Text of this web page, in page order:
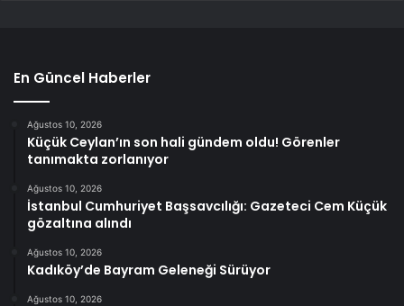
En Güncel Haberler
Ağustos 10, 2026
Küçük Ceylan’ın son hali gündem oldu! Görenler
tanımakta zorlanıyor
Ağustos 10, 2026
İstanbul Cumhuriyet Başsavcılığı: Gazeteci Cem Küçük
gözaltına alındı
Ağustos 10, 2026
Kadıköy’de Bayram Geleneği Sürüyor
Ağustos 10, 2026